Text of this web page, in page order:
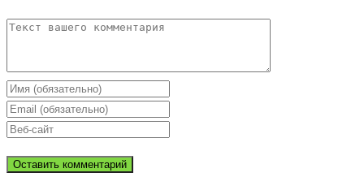
Comment
Enter
your
name
username
Enter
your
Enter
website